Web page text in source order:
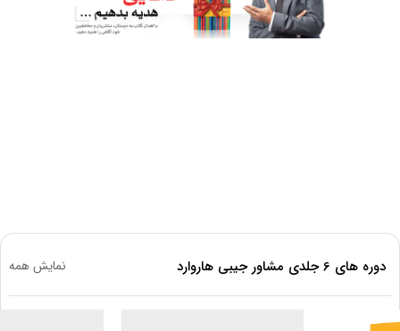
دوره های 6 جلدی مشاور جیبی هاروارد نمایش همه